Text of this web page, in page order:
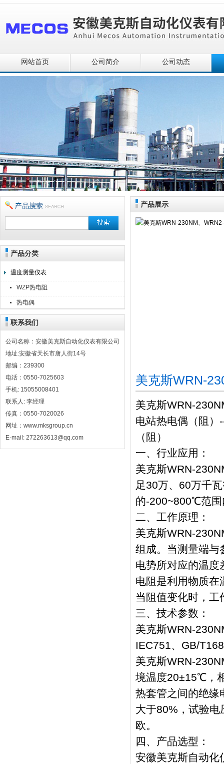
安徽美克斯自动化仪表有限公司
网站首页 公司简介 公司动态
产品分类
温度测量仪表
WZP热电阻
热电偶
联系我们
公司名称：安徽美克斯自动化仪表有限公司
地址:安徽省天长市唐人街14号
邮编：239300
电话：0550-7025603
手机: 15055008401
联系人: 李经理
传真：0550-7020026
网址：www.mksgroup.cn
E-mail: 272263613@qq.com
产品展示
美克斯WRN-
美克斯WRN-
电站热电偶（阻
（阻）
一、行业应用：
美克斯WRN-
足30万、60万千
的-200~800℃范围
二、工作原理：
美克斯WRN-
组成。当测量端与
电势所对应的温度
电阻是利用物质在
当阻值变化时，
三、技术参数：
美克斯WRN-
IEC751、GB/
美克斯WRN-
境温度20±15℃，
热套管之间的绝
大于80%，试验
欧。
四、产品选型：
安徽美克斯自动化